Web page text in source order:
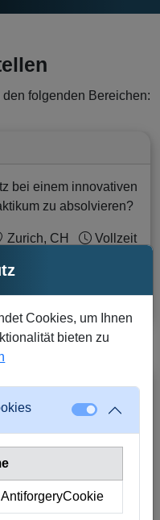
folgenden Bereichen:
bei einem innovativen
zu absolvieren?
Zurich, CH Vollzeit
bei einem innovativen
zu absolvieren?
Cookies, um Ihnen
bieten zu